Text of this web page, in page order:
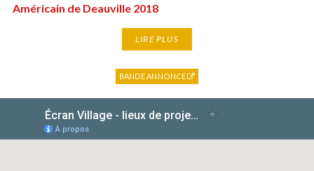
Américain de Deauville 2018
LIRE PLUS
BANDE ANNONCE